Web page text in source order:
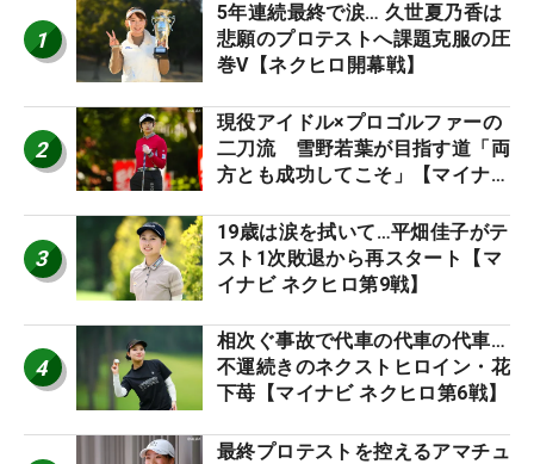
1
5年連続最終で涙… 久世夏乃香は
悲願のプロテストへ課題克服の圧
巻V【ネクヒロ開幕戦】
2
現役アイドル×プロゴルファーの
二刀流 雪野若葉が目指す道「両
方とも成功してこそ」【マイナビ
3
19歳は涙を拭いて…平畑佳子がテ
スト1次敗退から再スタート【マ
イナビ ネクヒロ第9戦】
4
相次ぐ事故で代車の代車の代車…
不運続きのネクストヒロイン・花
下苺【マイナビ ネクヒロ第6戦】
最終プロテストを控えるアマチュ